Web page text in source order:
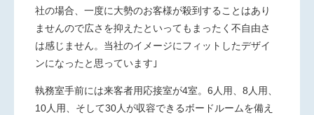
社の場合、一度に大勢のお客様が殺到することはあり
ませんので広さを抑えたといってもまったく不自由さ
は感じません。当社のイメージにフィットしたデザイ
ンになったと思っています｣
執務室手前には来客者用応接室が4室。6人用、8人用、
10人用、そして30人が収容できるボードルームを備え